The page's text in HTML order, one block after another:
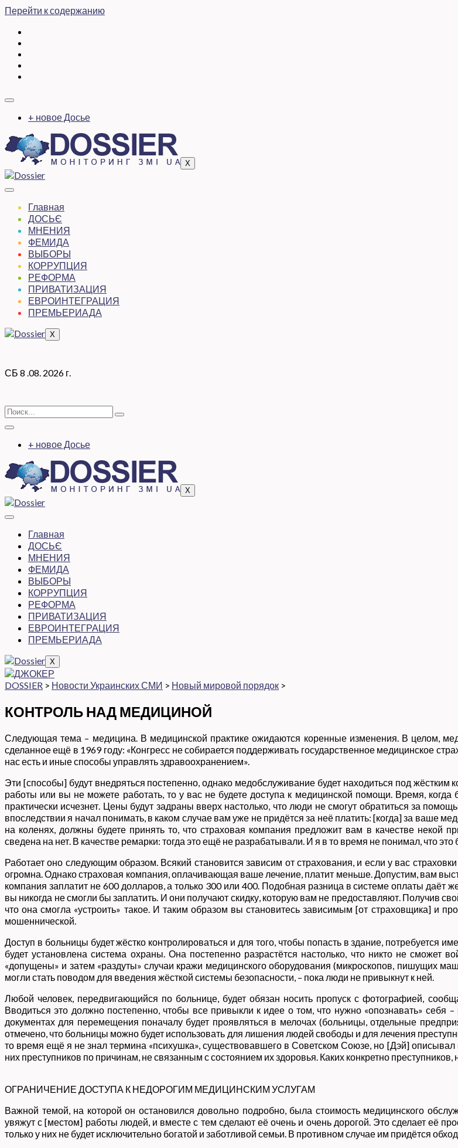
Перейти к содержанию
+ новое Досье
X
Главная
ДОСЬЄ
МНЕНИЯ
ФЕМИДА
ВЫБОРЫ
КОРРУПЦИЯ
РЕФОРМА
ПРИВАТИЗАЦИЯ
ЕВРОИНТЕГРАЦИЯ
ПРЕМЬЕРИАДА
X
СБ 8 .08. 2026 г.
+ новое Досье
X
Главная
ДОСЬЄ
МНЕНИЯ
ФЕМИДА
ВЫБОРЫ
КОРРУПЦИЯ
РЕФОРМА
ПРИВАТИЗАЦИЯ
ЕВРОИНТЕГРАЦИЯ
ПРЕМЬЕРИАДА
X
DOSSIER > Новости Украинских СМИ > Новый мировой порядок >
КОНТРОЛЬ НАД МЕДИЦИНОЙ
Следующая тема – медицина. В медицинской практике ожидаются коренные изменения. В целом,
сделанное ещё в 1969 году: «Конгресс не собирается поддерживать государственное медицинское
нас есть и иные способы управлять здравоохранением».
Эти [способы] будут внедряться постепенно, однако медобслуживание будет находиться под жёстким
работы или вы не можете работать, то у вас не будете доступа к медицинской помощи. Время,
практически исчезнет. Цены будут задраны вверх настолько, что люди не смогут обратиться за
впоследствии я начал понимать, в каком случае вам уже не придётся за неё платить: [когда] за ваше
на коленях, должны будете принять то, что страховая компания предложит вам в качестве некой
сведена на нет. В качестве ремарки: тогда это ещё не разрабатывали. И я в то время не понимал, что
Работает оно следующим образом. Всякий становится зависим от страхования, и если у вас
огромна. Однако страховая компания, оплачивающая ваше лечение, платит меньше. Допустим, вам
компания заплатит не 600 долларов, а только 300 или 400. Подобная разница в системе оплаты даёт
вы никогда не смогли бы заплатить. И они получают скидку, которую вам не предоставляют. Получив
что она смогла «устроить» такое. И таким образом вы становитесь зависимым [от страховщика] и
мошеннической.
Доступ в больницы будет жёстко контролироваться и для того, чтобы попасть в здание, потребуется
будет установлена система охраны. Она постепенно разрастётся настолько, что никто не сможет
«допущены» и затем «раздуты» случаи кражи медицинского оборудования (микроскопов, пишущих
могли стать поводом для введения жёсткой системы безопасности, – пока люди не привыкнут к ней.
Любой человек, передвигающийся по больнице, будет обязан носить пропуск с фотографией,
Вводиться это должно постепенно, чтобы все привыкли к идее о том, что нужно «опознавать»
документах для перемещения поначалу будет проявляться в мелочах (больницы, отдельные
отмечено, что больницы можно будет использовать для лишения людей свободы и для лечения
то время ещё я не знал термина «психушка», существовавшего в Советском Союзе, но [Дэй]
них преступников по причинам, не связанным с состоянием их здоровья. Каких конкретно преступников,
ОГРАНИЧЕНИЕ ДОСТУПА К НЕДОРОГИМ МЕДИЦИНСКИМ УСЛУГАМ
Важной темой, на которой он остановился довольно подробно, была стоимость медицинского
увяжут с [местом] работы людей, и вместе с тем сделают её очень и очень дорогой. Это сделает её
только у них не будет исключительно богатой и заботливой семьи. В противном случае им придётся